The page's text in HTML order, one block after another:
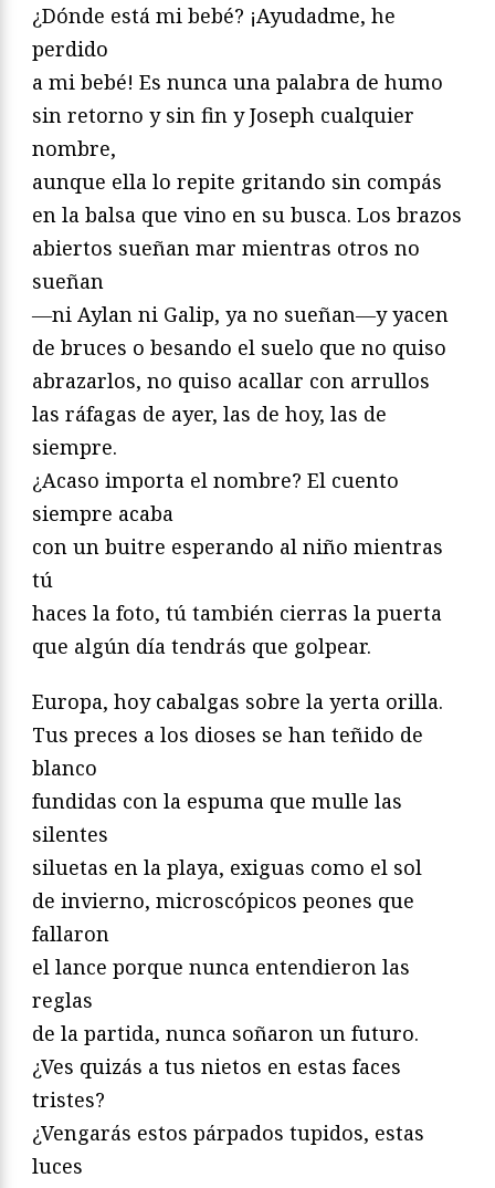
¿Dónde está mi bebé? ¡Ayudadme, he
perdido
a mi bebé! Es nunca una palabra de humo
sin retorno y sin fin y Joseph cualquier
nombre,
aunque ella lo repite gritando sin compás
en la balsa que vino en su busca. Los brazos
abiertos sueñan mar mientras otros no
sueñan
―ni Aylan ni Galip, ya no sueñan―y yacen
de bruces o besando el suelo que no quiso
abrazarlos, no quiso acallar con arrullos
las ráfagas de ayer, las de hoy, las de
siempre.
¿Acaso importa el nombre? El cuento
siempre acaba
con un buitre esperando al niño mientras
tú
haces la foto, tú también cierras la puerta
que algún día tendrás que golpear.
Europa, hoy cabalgas sobre la yerta orilla.
Tus preces a los dioses se han teñido de
blanco
fundidas con la espuma que mulle las
silentes
siluetas en la playa, exiguas como el sol
de invierno, microscópicos peones que
fallaron
el lance porque nunca entendieron las
reglas
de la partida, nunca soñaron un futuro.
¿Ves quizás a tus nietos en estas faces
tristes?
¿Vengarás estos párpados tupidos, estas
luces